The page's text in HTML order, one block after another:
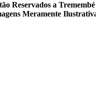
Reservados a
Meramente